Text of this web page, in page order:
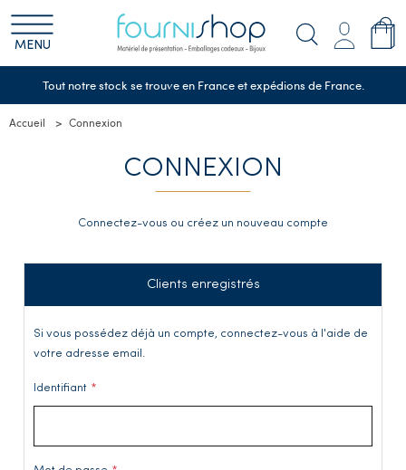
MENU
Tout notre stock se trouve en France et expédions de France.
Accueil Connexion
CONNEXION
Connectez-vous ou créez un nouveau compte
Clients enregistrés
Si vous possédez déjà un compte, connectez-vous à l'aide de
votre adresse email.
Identifiant